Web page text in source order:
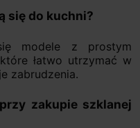
się do kuchni?
modele z prostym
łatwo utrzymać w
zabrudzenia.
zakupie szklanej